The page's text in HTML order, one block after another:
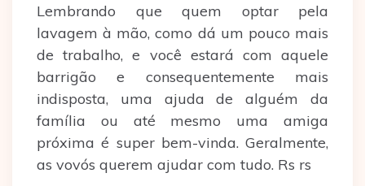
Lembrando que quem optar pela
lavagem à mão, como dá um pouco mais
de trabalho, e você estará com aquele
barrigão e consequentemente mais
indisposta, uma ajuda de alguém da
família ou até mesmo uma amiga
próxima é super bem-vinda. Geralmente,
as vovós querem ajudar com tudo. Rs rs